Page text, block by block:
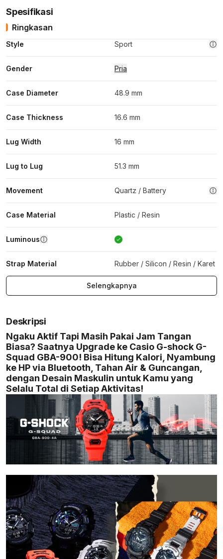
Spesifikasi
Ringkasan
Style Sport
Gender Pria
Case Diameter 48.9 mm
Case Thickness 16.6 mm
Lug Width 16 mm
Lug to Lug 51.3 mm
Movement Quartz / Battery
Case Material Plastic / Resin
Luminous
Strap Material Rubber / Silicon / Resin / Karet
Selengkapnya
Deskripsi
Ngaku Aktif Tapi Masih Pakai Jam Tangan
Biasa? Saatnya Upgrade ke Casio G-shock G-
Squad GBA-900! Bisa Hitung Kalori, Nyambung
ke HP via Bluetooth, Tahan Air & Guncangan,
dengan Desain Maskulin untuk Kamu yang
Selalu Total di Setiap Aktivitas!